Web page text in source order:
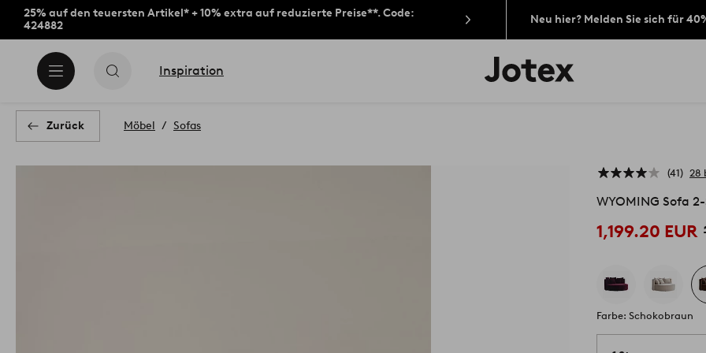
25% auf den teuersten Artikel* + 10% extra auf reduzierte Preise**. Code:
424882
Neu hier? Melden Sie sich für
Inspiration
Jotex-
Logo
Zurück Möbel Sofas
41 28
WYOMING Sofa
1,199.20 EUR
Farbe: Schokobraun